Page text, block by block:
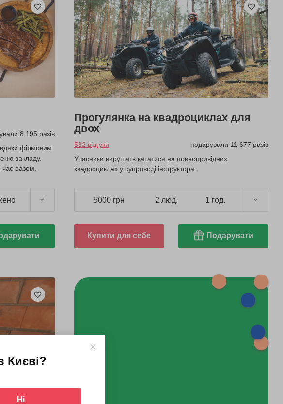
8 195 разів
фірмовим
закладу.
час разом.
Прогулянка на квадроциклах для
двох
582 відгуки
подарували 11 677 разів
Учасники вирушать кататися на повнопривідних
квадроциклах у супроводі інструктора.
5000 грн 2 люд. 1 год.
Купити для себе Подарувати
Києві?
Ні